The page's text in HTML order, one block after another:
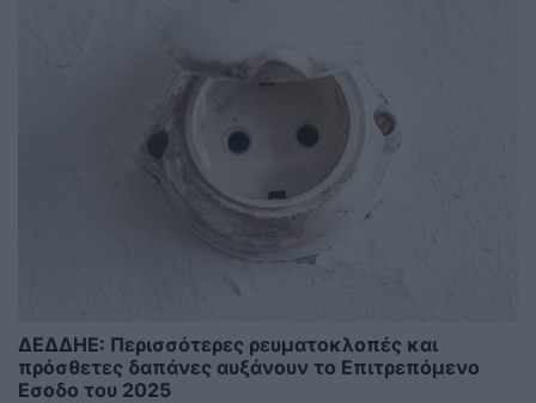
ΔΕΔΔΗΕ: Περισσότερες ρευματοκλοπές και
πρόσθετες δαπάνες αυξάνουν το Επιτρεπόμενο
Εσοδο του 2025